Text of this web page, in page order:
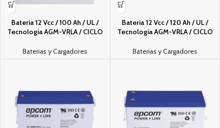
Bateri­a 12 Vcc / 100 Ah / UL /
Tecnologi­a AGM-VRLA / CICLO
aplicaciones fotovoltaicas y de
emergencia / Terminales T4
Baterias y Cargadores
Bateri­a 12 Vcc / 120 Ah / UL /
Tecnologi­a AGM-VRLA / CICLO
aplicaciones fotovoltaicas y de
emergencia / Terminales T4
Baterias y Cargadores